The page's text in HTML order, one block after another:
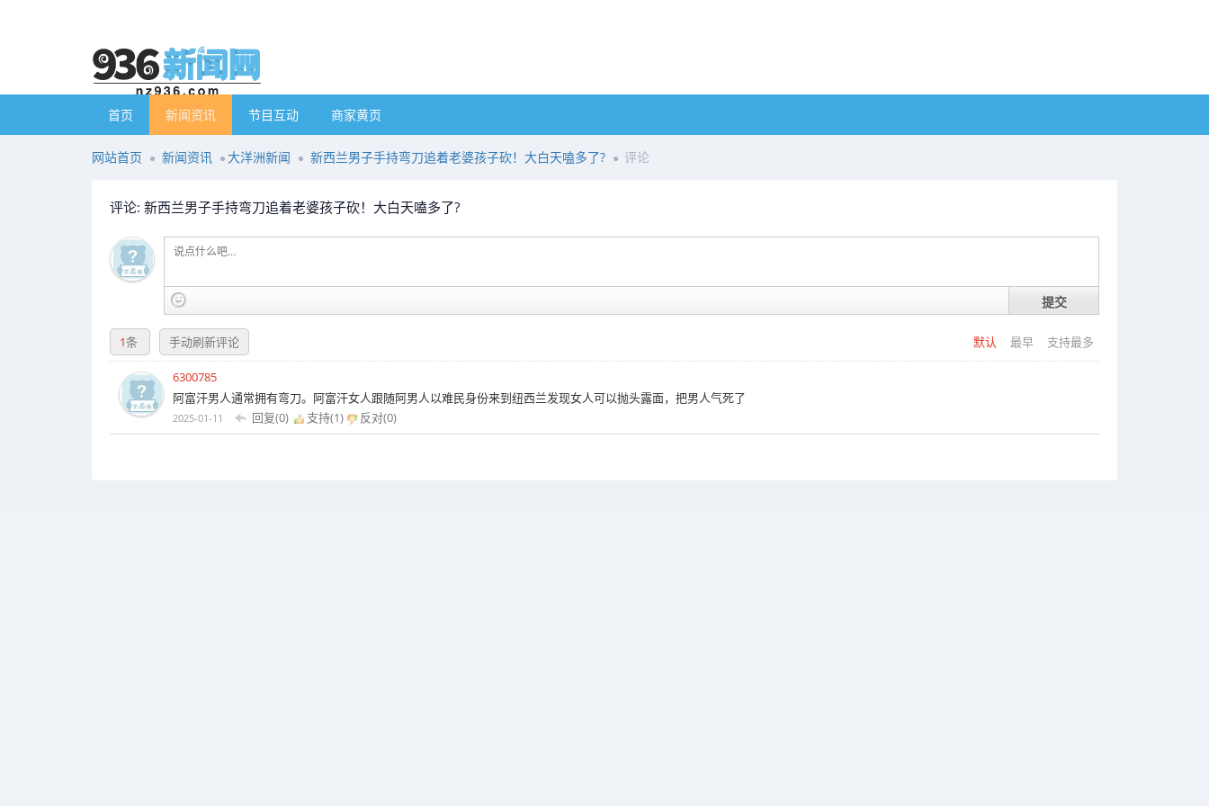
首页 新闻资讯 节目互动 商家黄页
网站首页 新闻资讯 大洋洲新闻 新西兰男子手持弯刀追着老婆孩子砍！大白天嗑多了? 评论
评论: 新西兰男子手持弯刀追着老婆孩子砍！大白天嗑多了?
提交
默认 最早 支持最多
1条 手动刷新评论
6300785
阿富汗男人通常拥有弯刀。阿富汗女人跟随阿男人以难民身份来到纽西兰发现女人可以抛头露面，把男人气死了
2025-01-11 回复(0) 支持(1) 反对(0)